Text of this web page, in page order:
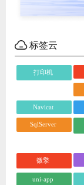
标签云
打印机
Navicat
SqlServer
微擎
uni-app